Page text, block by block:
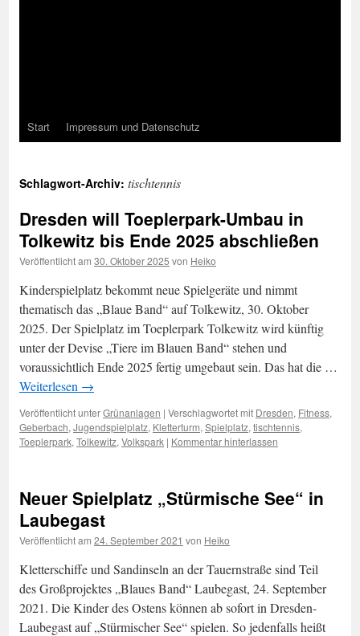
Start Impressum und Datenschutz
Schlagwort-Archiv: tischtennis
Dresden will Toeplerpark-Umbau in
Tolkewitz bis Ende 2025 abschließen
Veröffentlicht am 30. Oktober 2025 von Heiko
Kinderspielplatz bekommt neue Spielgeräte und nimmt
thematisch das „Blaue Band“ auf Tolkewitz, 30. Oktober
2025. Der Spielplatz im Toeplerpark Tolkewitz wird künftig
unter der Devise „Tiere im Blauen Band“ stehen und
voraussichtlich Ende 2025 fertig umgebaut sein. Das hat die …
Weiterlesen →
Veröffentlicht unterGrünanlagen | Verschlagwortet mit Dresden, Fitness,
Geberbach, Jugendspielplatz, Kletterturm, Spielplatz, tischtennis,
Toeplerpark, Tolkewitz, Volkspark | Kommentar hinterlassen
Neuer Spielplatz „Stürmische See“ in
Laubegast
Veröffentlicht am 24. September 2021 von Heiko
Kletterschiffe und Sandinseln an der Tauernstraße sind Teil
des Großprojektes „Blaues Band“ Laubegast, 24. September
2021. Die Kinder des Ostens können ab sofort in Dresden-
Laubegast auf „Stürmischer See“ spielen. So jedenfalls heißt